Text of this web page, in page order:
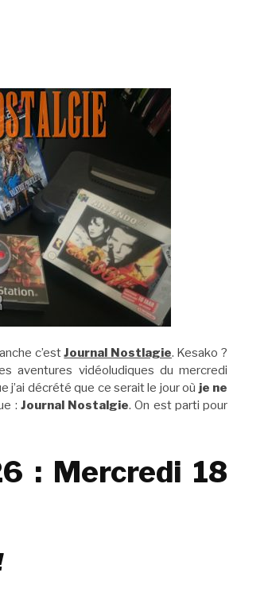
c’estJournal Nostlagie. Kesako ?
aventures vidéoludiques du mercredi
j’ai décrété que ce serait le jour où je ne
: Journal Nostalgie. On est parti pour
: Mercredi 18